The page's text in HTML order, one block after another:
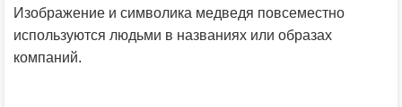
Изображение и символика медведя повсеместно
используются людьми в названиях или образах
компаний.